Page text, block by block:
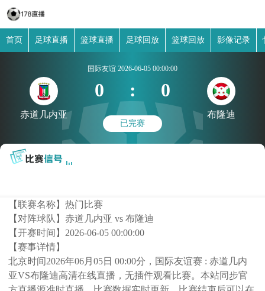
首页 足球直播 篮球直播 足球回放 篮球回放 影像记录
赤道几内亚
国际友谊 2026-06-05 00:00:00
0 : 0
已完赛
布隆迪
【联赛名称】热门比赛
【对阵球队】赤道几内亚 vs 布隆迪
【开赛时间】 2026-06-05 00:00:00
【赛事详情】
北京时间2026年06月05日 00:00分，国际友谊赛 : 赤道几内
亚VS布隆迪高清在线直播，无插件观看比赛。本站同步官